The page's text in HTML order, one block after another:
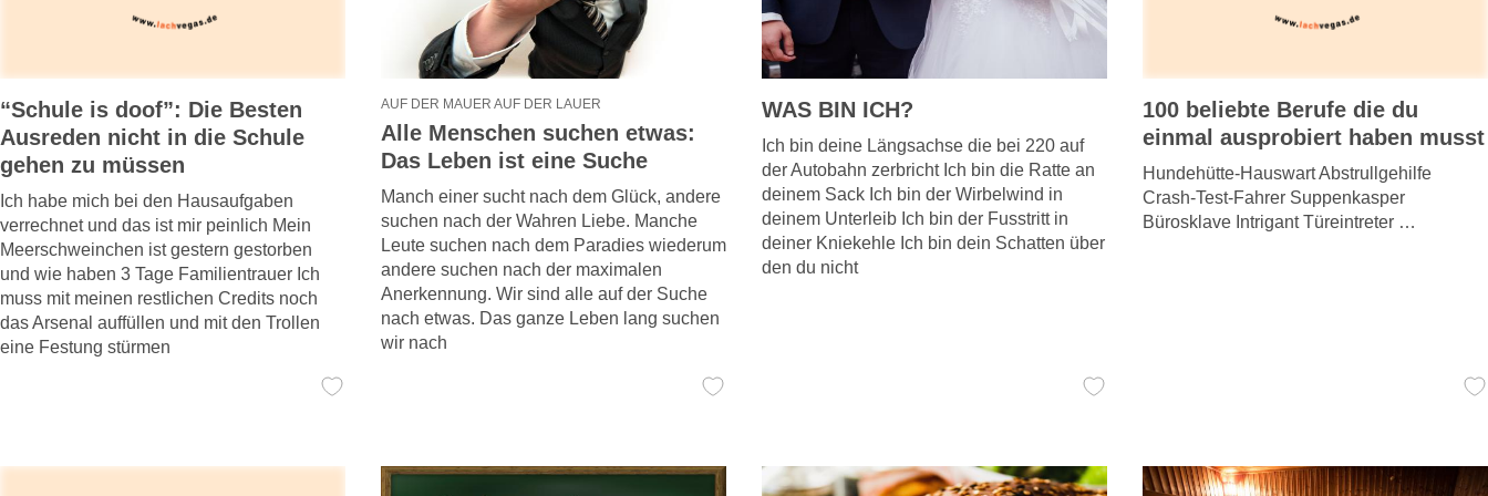
“Schule is doof”: Die Besten
Ausreden nicht in die Schule
gehen zu müssen
Ich habe mich bei den Hausaufgaben
verrechnet und das ist mir peinlich Mein
Meerschweinchen ist gestern gestorben
und wie haben 3 Tage Familientrauer Ich
muss mit meinen restlichen Credits noch
das Arsenal auffüllen und mit den Trollen
eine Festung stürmen
AUF DER MAUER AUF DER LAUER
Alle Menschen suchen etwas:
Das Leben ist eine Suche
Manch einer sucht nach dem Glück, andere
suchen nach der Wahren Liebe. Manche
Leute suchen nach dem Paradies wiederum
andere suchen nach der maximalen
Anerkennung. Wir sind alle auf der Suche
nach etwas. Das ganze Leben lang suchen
wir nach
WAS BIN ICH?
Ich bin deine Längsachse die bei 220 auf
der Autobahn zerbricht Ich bin die Ratte an
deinem Sack Ich bin der Wirbelwind in
deinem Unterleib Ich bin der Fusstritt in
deiner Kniekehle Ich bin dein Schatten über
den du nicht
100 beliebte Berufe die du
einmal ausprobiert haben musst
Hundehütte-Hauswart Abstrullgehilfe
Crash-Test-Fahrer Suppenkasper
Bürosklave Intrigant Türeintreter …